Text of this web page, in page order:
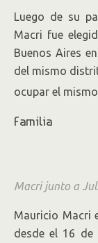
Luego de su
Macri fue
Buenos Aires
del mismo
ocupar el
Familia
Macri junto a
Mauricio Macri
desde el 16 de